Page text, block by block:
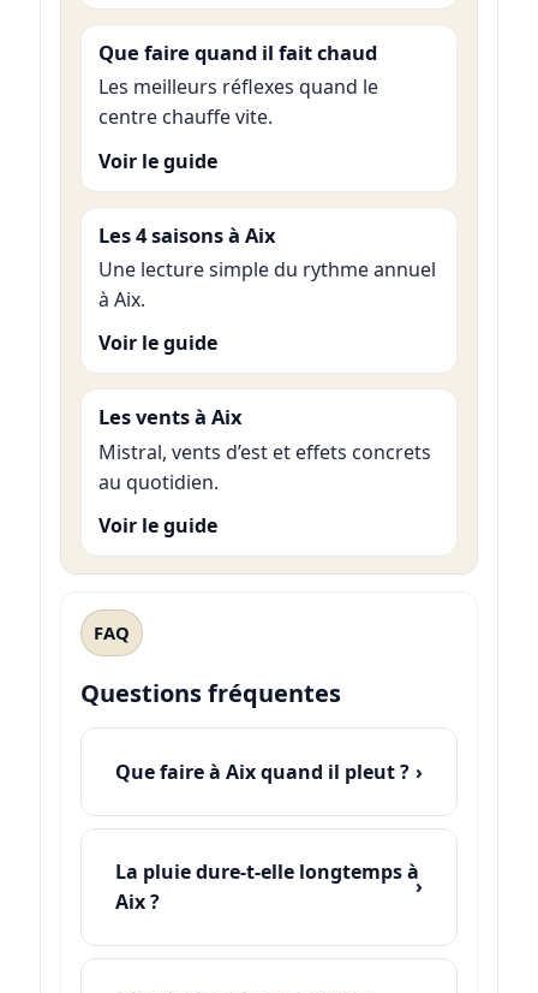
Que faire quand il fait chaud
Les meilleurs réflexes quand le
centre chauffe vite.
Voir le guide
Les 4 saisons à Aix
Une lecture simple du rythme annuel
à Aix.
Voir le guide
Les vents à Aix
Mistral, vents d’est et effets concrets
au quotidien.
Voir le guide
FAQ
Questions fréquentes
Que faire à Aix quand il pleut ?
La pluie dure-t-elle longtemps à
Aix ?